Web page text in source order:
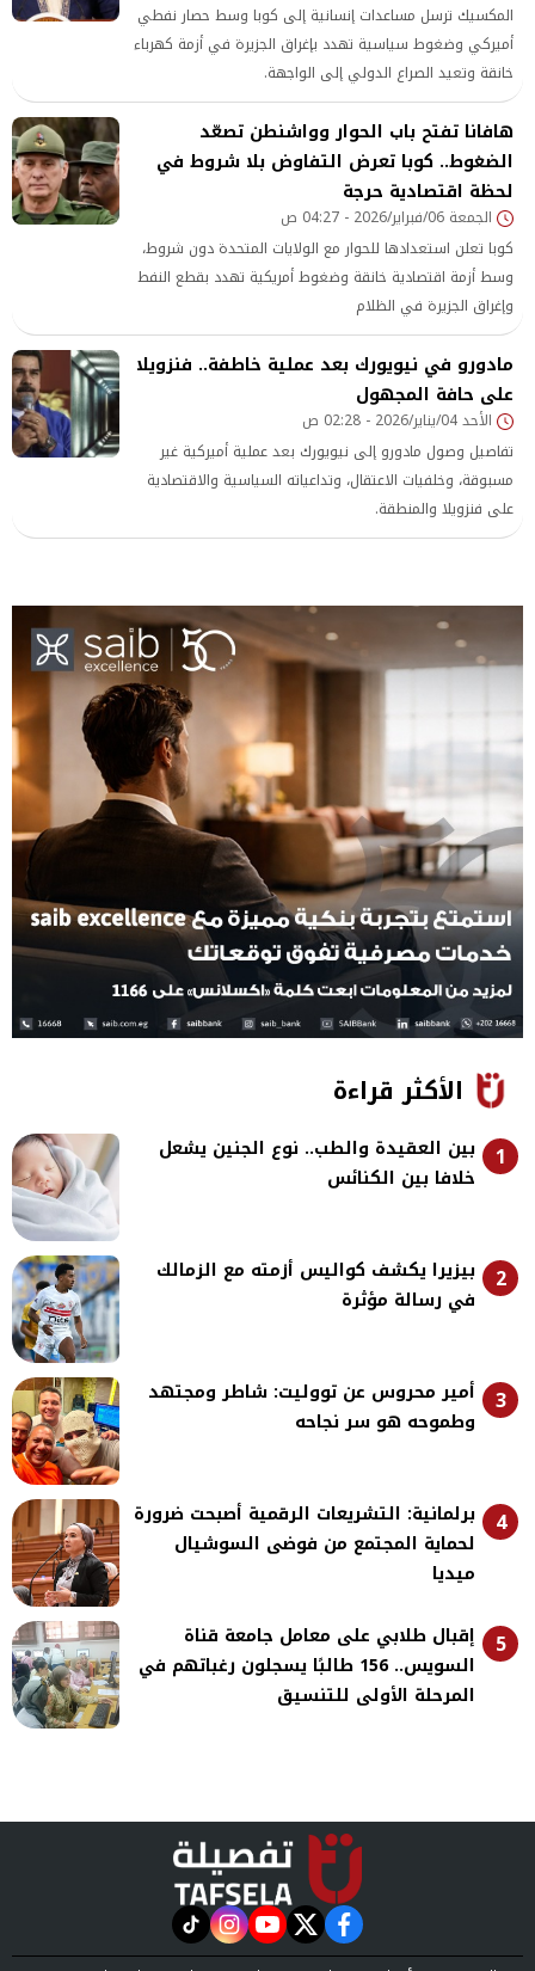
المكسيك ترسل مساعدات إنسانية إلى كوبا وسط حصار نفطي
أميركي وضغوط سياسية تهدد بإغراق الجزيرة في أزمة كهرباء
خانقة وتعيد الصراع الدولي إلى الواجهة.
هافانا تفتح باب الحوار وواشنطن تصعّد
الضغوط.. كوبا تعرض التفاوض بلا شروط في
لحظة اقتصادية حرجة
الجمعة 06/فبراير/2026 - 04:27 ص
كوبا تعلن استعدادها للحوار مع الولايات المتحدة دون شروط،
وسط أزمة اقتصادية خانقة وضغوط أمريكية تهدد بقطع النفط
وإغراق الجزيرة في الظلام
مادورو في نيويورك بعد عملية خاطفة.. فنزويلا
على حافة المجهول
الأحد 04/يناير/2026 - 02:28 ص
تفاصيل وصول مادورو إلى نيويورك بعد عملية أميركية غير
مسبوقة، وخلفيات الاعتقال، وتداعياته السياسية والاقتصادية
على فنزويلا والمنطقة.
الأكثر قراءة
1
بين العقيدة والطب.. نوع الجنين يشعل
خلافا بين الكنائس
2
بيزيرا يكشف كواليس أزمته مع الزمالك
في رسالة مؤثرة
3
أمير محروس عن تووليت: شاطر ومجتهد
وطموحه هو سر نجاحه
4
برلمانية: التشريعات الرقمية أصبحت ضرورة
لحماية المجتمع من فوضى السوشيال
ميديا
5
إقبال طلابي على معامل جامعة قناة
السويس.. 156 طالبًا يسجلون رغباتهم في
المرحلة الأولى للتنسيق
facebook
twitter
youtube
instagram
tiktok